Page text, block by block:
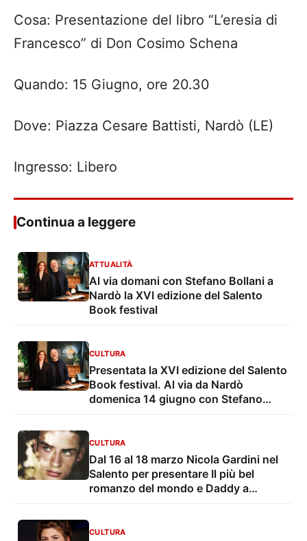
Cosa: Presentazione del libro “L’eresia di
Francesco” di Don Cosimo Schena
Quando: 15 Giugno, ore 20.30
Dove: Piazza Cesare Battisti, Nardò (LE)
Ingresso: Libero
Continua a leggere
ATTUALITÀ
Al via domani con Stefano Bollani a
Nardò la XVI edizione del Salento
Book festival
CULTURA
Presentata la XVI edizione del Salento
Book festival. Al via da Nardò
domenica 14 giugno con Stefano
CULTURA
Dal 16 al 18 marzo Nicola Gardini nel
Salento per presentare Il più bel
romanzo del mondo e Daddy a
CULTURA